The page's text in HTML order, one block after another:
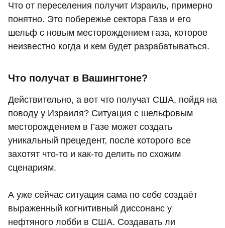
Что от переселения получит Израиль, примерно
понятно. Это побережье сектора Газа и его
шельф с новым месторождением газа, которое
неизвестно когда и кем будет разрабатываться.
Что получат в Вашингтоне?
Действительно, а вот что получат США, пойдя на
поводу у Израиля? Ситуация с шельфовым
месторождением в Газе может создать
уникальный прецедент, после которого все
захотят что-то и как-то делить по схожим
сценариям.
А уже сейчас ситуация сама по себе создаёт
выраженный когнитивный диссонанс у
нефтяного лобби в США. Создавать ли